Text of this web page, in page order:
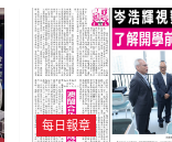
每日報章